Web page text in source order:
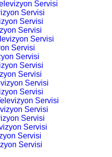
Servisi
Servisi
Servisi
Servisi
Servisi
Servisi
Servisi
Servisi
Servisi
Servisi
Servisi
Servisi
Servisi
Servisi
Servisi
Servisi
Servisi